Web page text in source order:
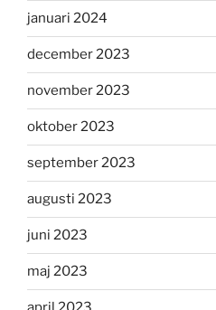
januari 2024
december 2023
november 2023
oktober 2023
september 2023
augusti 2023
juni 2023
maj 2023